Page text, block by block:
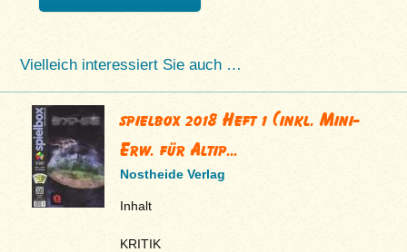
Vielleich interessiert Sie auch …
spielbox 2018 Heft 1 (inkl. Mini-
Erw. für Altip...
Nostheide Verlag
Inhalt
KRITIK